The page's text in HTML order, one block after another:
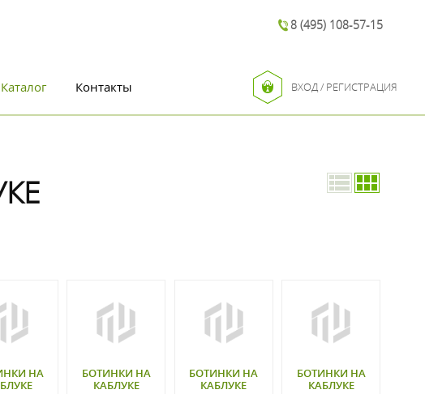
8 (495) 108-57-15
Каталог Контакты ВХОД / РЕГИСТРАЦИЯ
НА
БОТИНКИ НА
КАБЛУКЕ
БОТИНКИ НА
КАБЛУКЕ
БОТИНКИ НА
КАБЛУКЕ